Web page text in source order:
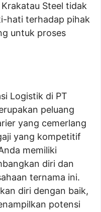
Steel tidak
hati terhadap pihak
untuk proses
Logistik di PT
peluang
yang cemerlang
yang kompetitif
memiliki
diri dan
ternama ini.
diri dengan baik,
potensi